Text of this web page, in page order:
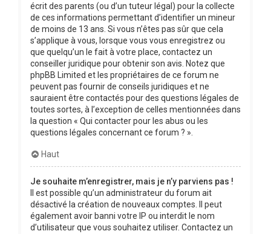
écrit des parents (ou d’un tuteur légal) pour la collecte
de ces informations permettant d’identifier un mineur
de moins de 13 ans. Si vous n’êtes pas sûr que cela
s’applique à vous, lorsque vous vous enregistrez ou
que quelqu’un le fait à votre place, contactez un
conseiller juridique pour obtenir son avis. Notez que
phpBB Limited et les propriétaires de ce forum ne
peuvent pas fournir de conseils juridiques et ne
sauraient être contactés pour des questions légales de
toutes sortes, à l’exception de celles mentionnées dans
la question « Qui contacter pour les abus ou les
questions légales concernant ce forum ? ».
Haut
Je souhaite m’enregistrer, mais je n’y parviens pas !
Il est possible qu’un administrateur du forum ait
désactivé la création de nouveaux comptes. Il peut
également avoir banni votre IP ou interdit le nom
d’utilisateur que vous souhaitez utiliser. Contactez un